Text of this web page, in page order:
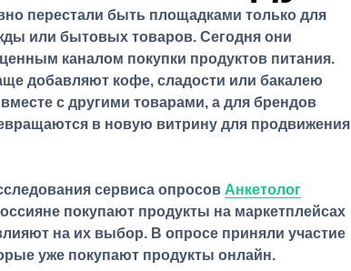
перестали быть площадками только для
или бытовых товаров. Сегодня они
каналом покупки продуктов питания.
добавляют кофе, сладости или бакалею
с другими товарами, а для брендов
в новую витрину для продвижения
сервиса опросов Анкетолог
покупают продукты на маркетплейсах
на их выбор. В опросе приняли участие
уже покупают продукты онлайн.